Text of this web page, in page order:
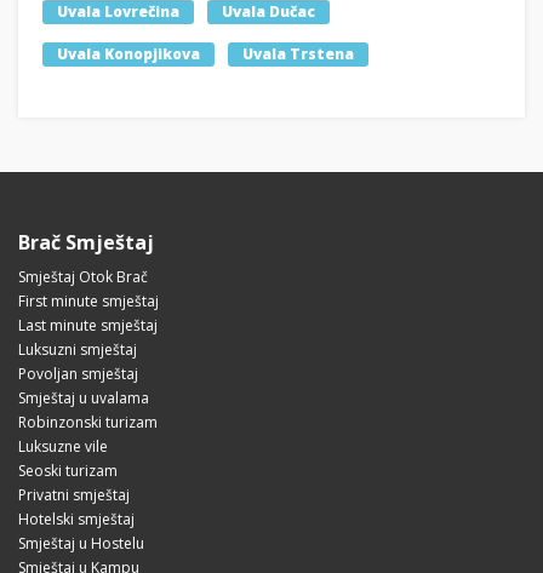
Uvala Lovrečina Uvala Dučac
Uvala Konopjikova Uvala Trstena
Brač Smještaj
Smještaj Otok Brač
First minute smještaj
Last minute smještaj
Luksuzni smještaj
Povoljan smještaj
Smještaj u uvalama
Robinzonski turizam
Luksuzne vile
Seoski turizam
Privatni smještaj
Hotelski smještaj
Smještaj u Hostelu
Smještaj u Kampu